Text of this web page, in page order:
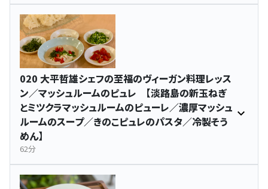
020 大平哲雄シェフの至福のヴィーガン料理レッス
ン／マッシュルームのピュレ 【淡路島の新玉ねぎ
とミツクラマッシュルームのピューレ／濃厚マッシュ
ルームのスープ／きのこピュレのパスタ／冷製そう
めん】
62分